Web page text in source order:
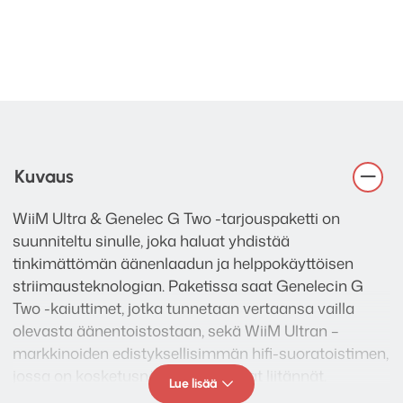
Kuvaus
WiiM Ultra & Genelec G Two -tarjouspaketti on
suunniteltu sinulle, joka haluat yhdistää
tinkimättömän äänenlaadun ja helppokäyttöisen
striimausteknologian. Paketissa saat Genelecin G
Two -kaiuttimet, jotka tunnetaan vertaansa vailla
olevasta äänentoistostaan, sekä WiiM Ultran –
markkinoiden edistyksellisimmän hifi-suoratoistimen,
jossa on kosketusnäyttö ja kattavat liitännät.
Lue lisää